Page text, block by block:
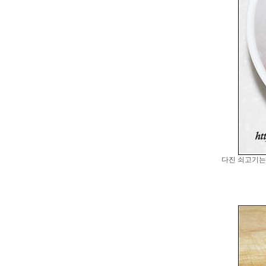
다진 쇠고기